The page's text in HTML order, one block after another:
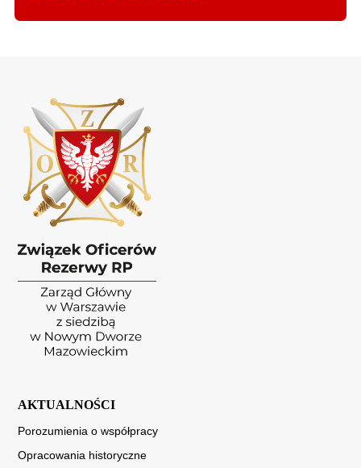
AKTUALNOŚCI
Porozumienia o współpracy
Opracowania historyczne